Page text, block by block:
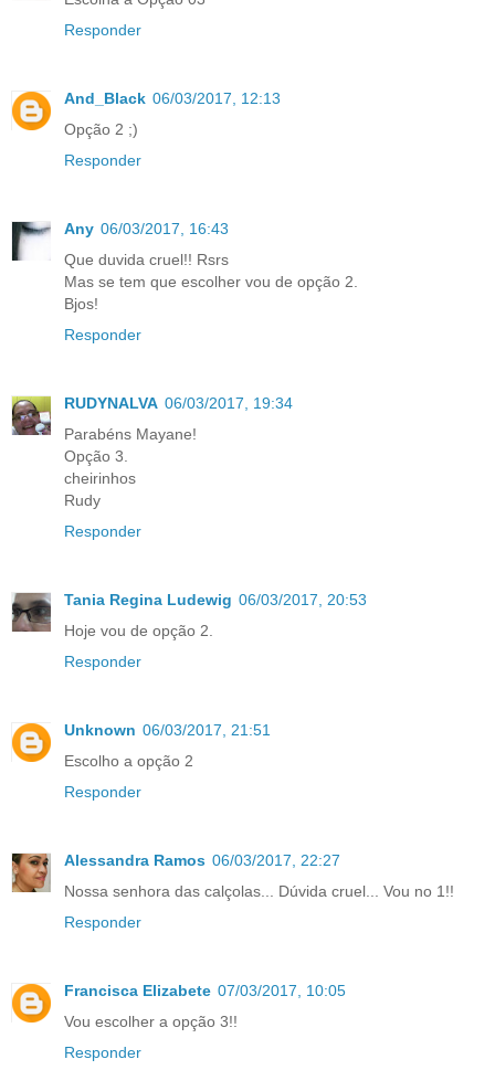
Responder
And_Black 06/03/2017, 12:13
Opção 2 ;)
Responder
Any 06/03/2017, 16:43
Que duvida cruel!! Rsrs
Mas se tem que escolher vou de opção 2.
Bjos!
Responder
RUDYNALVA 06/03/2017, 19:34
Parabéns Mayane!
Opção 3.
cheirinhos
Rudy
Responder
Tania Regina Ludewig 06/03/2017, 20:53
Hoje vou de opção 2.
Responder
Unknown 06/03/2017, 21:51
Escolho a opção 2
Responder
Alessandra Ramos 06/03/2017, 22:27
Nossa senhora das calçolas... Dúvida cruel... Vou no 1!!
Responder
Francisca Elizabete 07/03/2017, 10:05
Vou escolher a opção 3!!
Responder